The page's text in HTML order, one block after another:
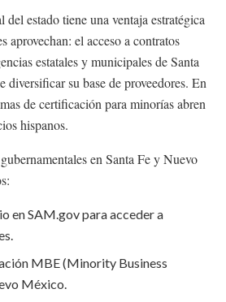
estado tiene una ventaja estratégica
aprovechan: el acceso a contratos
estatales y municipales de Santa
diversificar su base de proveedores. En
de certificación para minorías abren
hispanos.
en Santa Fe y Nuevo
en SAM.gov para acceder a
MBE (Minority Business
México.